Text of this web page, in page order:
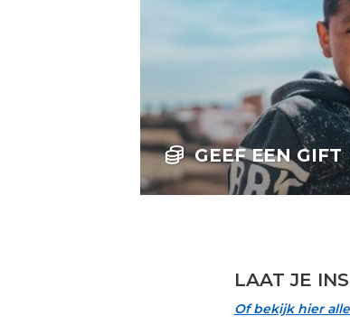
GEEF EEN
LAAT JE
Of bekijk hier